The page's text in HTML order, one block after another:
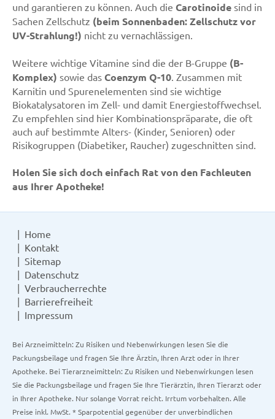
und garantieren zu können. Auch die Carotinoide sind in
Sachen Zellschutz (beim Sonnenbaden: Zellschutz vor
UV-Strahlung!) nicht zu vernachlässigen.
Weitere wichtige Vitamine sind die der B-Gruppe (B-
Komplex) sowie das Coenzym Q-10. Zusammen mit
Karnitin und Spurenelementen sind sie wichtige
Biokatalysatoren im Zell- und damit Energiestoffwechsel.
Zu empfehlen sind hier Kombinationspräparate, die oft
auch auf bestimmte Alters- (Kinder, Senioren) oder
Risikogruppen (Diabetiker, Raucher) zugeschnitten sind.
Holen Sie sich doch einfach Rat von den Fachleuten
aus Ihrer Apotheke!
Home
Kontakt
Sitemap
Datenschutz
Verbraucherrechte
Barrierefreiheit
Impressum
Bei Arzneimitteln: Zu Risiken und Nebenwirkungen lesen Sie die
Packungsbeilage und fragen Sie Ihre Ärztin, Ihren Arzt oder in Ihrer
Apotheke. Bei Tierarzneimitteln: Zu Risiken und Nebenwirkungen lesen
Sie die Packungsbeilage und fragen Sie Ihre Tierärztin, Ihren Tierarzt oder
in Ihrer Apotheke. Nur solange Vorrat reicht. Irrtum vorbehalten. Alle
Preise inkl. MwSt. * Sparpotential gegenüber der unverbindlichen